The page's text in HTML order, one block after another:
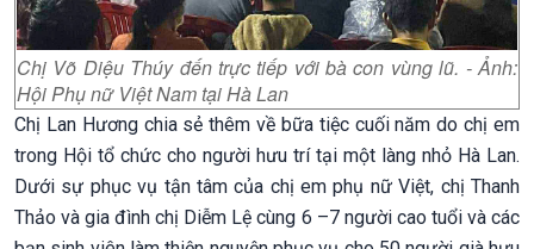
Chị Võ Diệu Thúy đến trực tiếp với bà con vùng lũ. - Ảnh:
Hội Phụ nữ Việt Nam tại Hà Lan
Chị Lan Hương chia sẻ thêm về bữa tiệc cuối năm do chị em
trong Hội tổ chức cho người hưu trí tại một làng nhỏ Hà Lan.
Dưới sự phục vụ tận tâm của chị em phụ nữ Việt, chị Thanh
Thảo và gia đình chị Diễm Lệ cùng 6 –7 người cao tuổi và các